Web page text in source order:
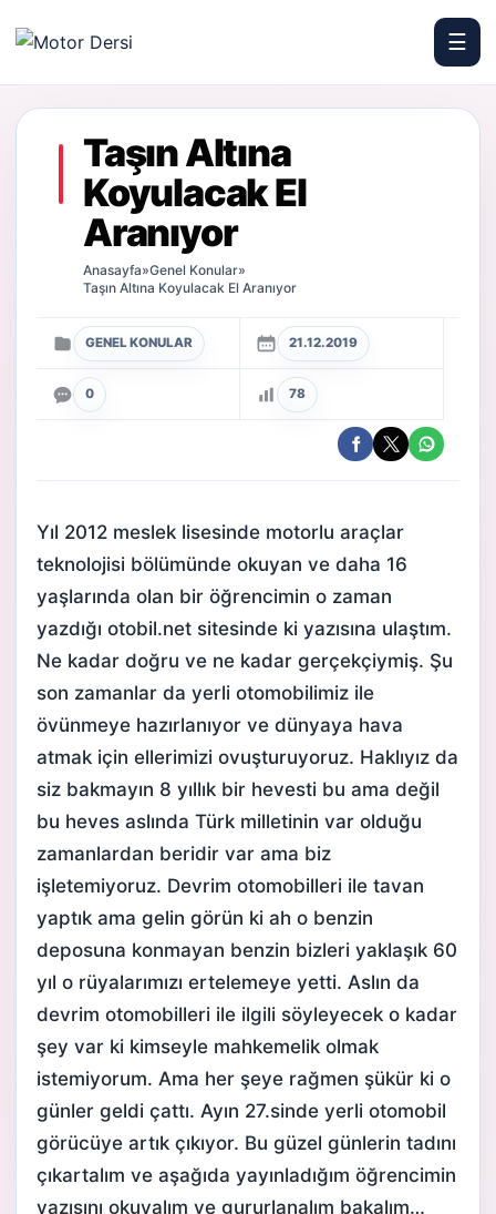
Motor Dersi
☰
Taşın Altına
Koyulacak El
Aranıyor
Anasayfa»Genel Konular»
Taşın Altına Koyulacak El Aranıyor
GENEL KONULAR 21.12.2019
0 78
Yıl 2012 meslek lisesinde motorlu araçlar
teknolojisi bölümünde okuyan ve daha 16
yaşlarında olan bir öğrencimin o zaman
yazdığı otobil.net sitesinde ki yazısına ulaştım.
Ne kadar doğru ve ne kadar gerçekçiymiş. Şu
son zamanlar da yerli otomobilimiz ile
övünmeye hazırlanıyor ve dünyaya hava
atmak için ellerimizi ovuşturuyoruz. Haklıyız da
siz bakmayın 8 yıllık bir hevesti bu ama değil
bu heves aslında Türk milletinin var olduğu
zamanlardan beridir var ama biz
işletemiyoruz. Devrim otomobilleri ile tavan
yaptık ama gelin görün ki ah o benzin
deposuna konmayan benzin bizleri yaklaşık 60
yıl o rüyalarımızı ertelemeye yetti. Aslın da
devrim otomobilleri ile ilgili söyleyecek o kadar
şey var ki kimseyle mahkemelik olmak
istemiyorum. Ama her şeye rağmen şükür ki o
günler geldi çattı. Ayın 27.sinde yerli otomobil
görücüye artık çıkıyor. Bu güzel günlerin tadını
çıkartalım ve aşağıda yayınladığım öğrencimin
yazısını okuyalım ve gururlanalım bakalım…